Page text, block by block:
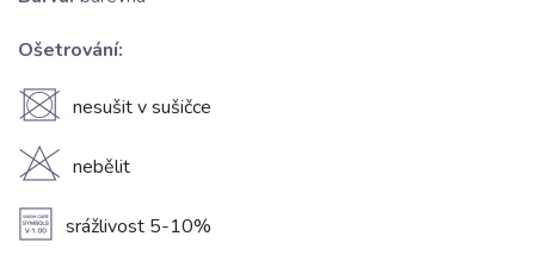
Ošetrování:
U nesušit v sušičce
H nebělit
A srážlivost 5-10%